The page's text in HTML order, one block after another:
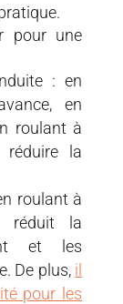
pour une
: en
en
roulant à
réduire la
roulant à
réduit la
et les
De plus, il
pour les